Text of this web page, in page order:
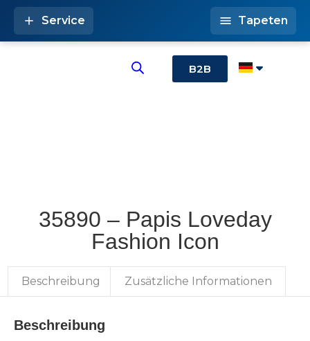
B2B
Service Tapeten
35890 – Papis Loveday
Fashion Icon
Beschreibung Zusätzliche Informationen
Beschreibung